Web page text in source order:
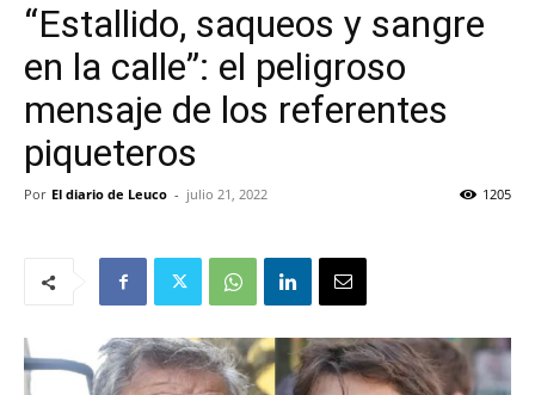
“Estallido, saqueos y sangre
en la calle”: el peligroso
mensaje de los referentes
piqueteros
Por El diario de Leuco - julio 21, 2022 1205